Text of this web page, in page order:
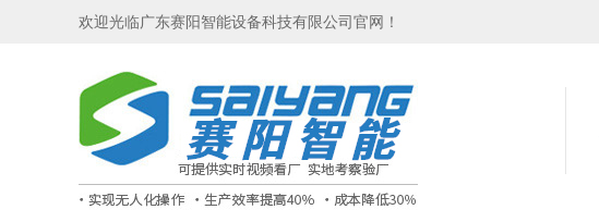
欢迎光临广东赛阳智能设备科技有限公司官网！